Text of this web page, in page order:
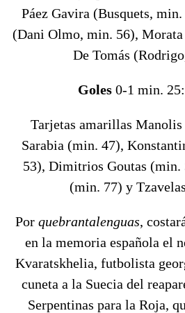
Páez Gavira (Busquets,
(Dani Olmo, min. 56),
De Tomás
Goles0-1 min. 25:
Tarjetas amarillas Manolis
Sarabia (min. 47),
53), Dimitrios Goutas (min.
(min. 77) y
Por quebrantalenguas,
en la memoria española el
Kvaratskhelia, futbolista
cuneta a la Suecia del
Serpentinas para la Roja,